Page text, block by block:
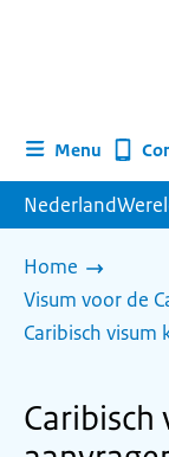
Menu
Home
Visum voor de
Caribisch